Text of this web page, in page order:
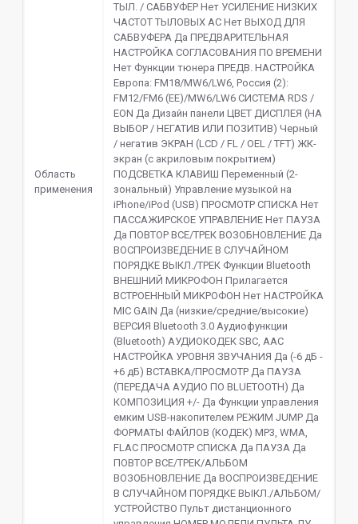
Область
применения
ТЫЛ. / САБВУФЕР Нет УСИЛЕНИЕ НИЗКИХ
ЧАСТОТ ТЫЛОВЫХ АС Нет ВЫХОД ДЛЯ
САБВУФЕРА Да ПРЕДВАРИТЕЛЬНАЯ
НАСТРОЙКА СОГЛАСОВАНИЯ ПО ВРЕМЕНИ
Нет Функции тюнера ПРЕДВ. НАСТРОЙКА
Европа: FM18/MW6/LW6, Россия (2):
FM12/FM6 (EE)/MW6/LW6 СИСТЕМА RDS /
EON Да Дизайн панели ЦВЕТ ДИСПЛЕЯ (НА
ВЫБОР / НЕГАТИВ ИЛИ ПОЗИТИВ) Черный
/ негатив ЭКРАН (LCD / FL / OEL / TFT) ЖК-
экран (с акриловым покрытием)
ПОДСВЕТКА КЛАВИШ Переменный (2-
зональный) Управление музыкой на
iPhone/iPod (USB) ПРОСМОТР СПИСКА Нет
ПАССАЖИРСКОЕ УПРАВЛЕНИЕ Нет ПАУЗА
Да ПОВТОР ВСЕ/ТРЕК ВОЗОБНОВЛЕНИЕ Да
ВОСПРОИЗВЕДЕНИЕ В СЛУЧАЙНОМ
ПОРЯДКЕ ВЫКЛ./ТРЕК Функции Bluetooth
ВНЕШНИЙ МИКРОФОН Прилагается
ВСТРОЕННЫЙ МИКРОФОН Нет НАСТРОЙКА
MIC GAIN Да (низкие/средние/высокие)
ВЕРСИЯ Bluetooth 3.0 Аудиофункции
(Bluetooth) АУДИОКОДЕК SBC, AAC
НАСТРОЙКА УРОВНЯ ЗВУЧАНИЯ Да (-6 дБ -
+6 дБ) ВСТАВКА/ПРОСМОТР Да ПАУЗА
(ПЕРЕДАЧА АУДИО ПО BLUETOOTH) Да
КОМПОЗИЦИЯ +/- Да Функции управления
емким USB-накопителем РЕЖИМ JUMP Да
ФОРМАТЫ ФАЙЛОВ (КОДЕК) MP3, WMA,
FLAC ПРОСМОТР СПИСКА Да ПАУЗА Да
ПОВТОР ВСЕ/ТРЕК/АЛЬБОМ
ВОЗОБНОВЛЕНИЕ Да ВОСПРОИЗВЕДЕНИЕ
В СЛУЧАЙНОМ ПОРЯДКЕ ВЫКЛ./АЛЬБОМ/
УСТРОЙСТВО Пульт дистанционного